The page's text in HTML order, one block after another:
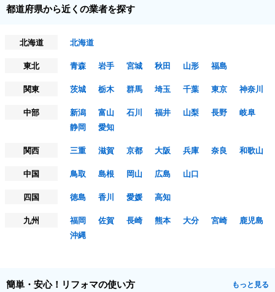
都道府県から近くの業者を探す
北海道
北海道
東北
青森 岩手 宮城 秋田 山形
福島
関東
茨城 栃木 群馬 埼玉 千葉 東京
神奈川
中部
新潟 富山 石川 福井 山梨 長野
岐阜
静岡
愛知
関西
三重 滋賀 京都 大阪 兵庫 奈良
和歌山
中国
鳥取 島根 岡山 広島
山口
四国
徳島 香川 愛媛
高知
九州
福岡 佐賀 長崎 熊本 大分 宮崎
鹿児島
沖縄
簡単・安心！リフォマの使い方 もっと見る